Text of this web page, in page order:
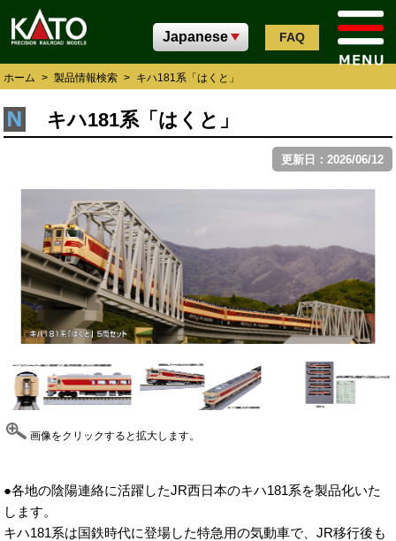
FAQ
ホーム > 製品情報検索 > キハ181系「はくと」
キハ181系「はくと」
更新日：2026/06/12
画像をクリックすると拡大します。
●各地の陰陽連絡に活躍したJR西日本のキハ181系を製品化いた
します。
キハ181系は国鉄時代に登場した特急用の気動車で、JR移行後も